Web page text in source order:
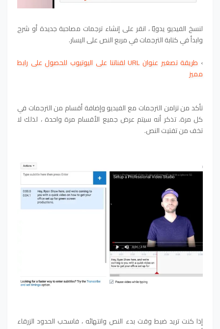
لنسخ الفيديو يدويًا ، انقر على إنشاء ترجمات مصاحبة جديدة أو شرح
وابدأ في كتابة الترجمات في مربع النص على اليسار.
›
طريقة تصغير عنوان URL لقناتنا على اليوتيوب للحصول على رابط
مميز
تأكد من تزامن الترجمات مع الفيديو وإضافة أقسام من الترجمات في
كل مرة. تذكر أنه سيتم عرض جميع الأقسام مرة واحدة ، لذلك لا
تخف من تفتيت النص.
إذا كنت تريد ضبط وقت بدء النص وانتهائه ، فاسحب الحدود الزرقاء